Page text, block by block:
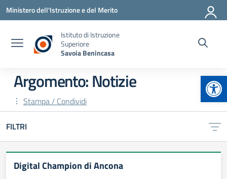
Vai ai contenuti
Vai al menu di navigazione
Vai al footer
Ministero dell'Istruzione e del Merito
Istituto di Istruzione
Superiore
Savoia Benincasa
Argomento: Notizie
Stampa / Condividi
FILTRI
Digital Champion di Ancona